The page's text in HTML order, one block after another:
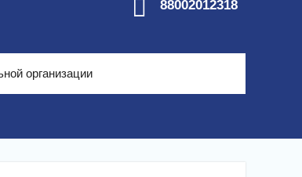
88002012318
организации